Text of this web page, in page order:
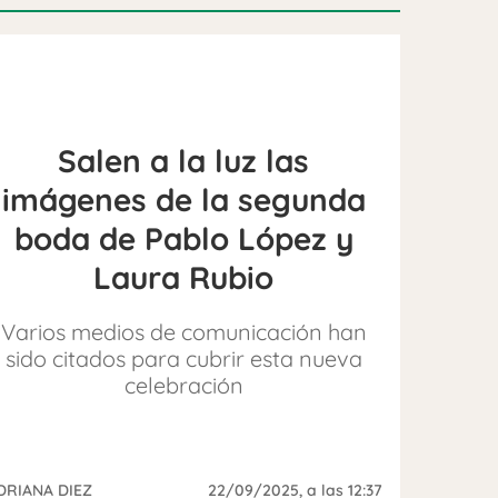
Salen a la luz las
imágenes de la segunda
boda de Pablo López y
Laura Rubio
Varios medios de comunicación han
sido citados para cubrir esta nueva
celebración
DIEZ 22/09/2025, a las 12:37